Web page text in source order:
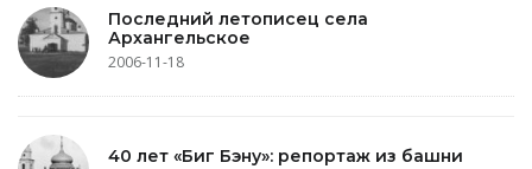
Последний летописец села
Архангельское
2006-11-18
40 лет «Биг Бэну»: репортаж из башни